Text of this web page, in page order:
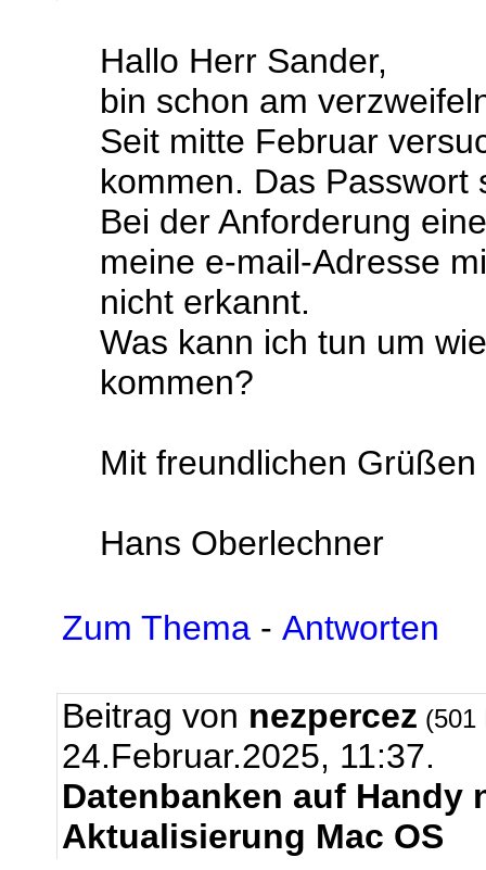
Hallo Herr Sander,
bin schon am
Seit mitte Februar
kommen. Das
Bei der Anforderung
meine e-mail-Adresse
nicht erkannt.
Was kann ich tun um
kommen?
Mit freundlichen Grüßen
Hans Oberlechner
Zum Thema - Antworten
Beitrag von nezpercez (501
24.Februar.2025, 11:37.
Datenbanken auf Handy
Aktualisierung Mac OS